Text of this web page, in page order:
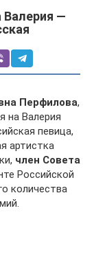
Валерия —
Перфилова,
на Валерия
певица,
артистка
член Совета
Российской
количества